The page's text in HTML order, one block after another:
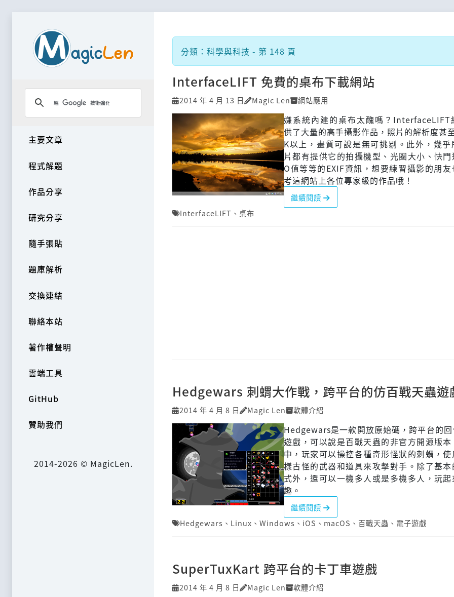
主要文章
程式解題
作品分享
研究分享
隨手張貼
題庫解析
交換連結
聯絡本站
著作權聲明
雲端工具
GitHub
贊助我們
2014-2026 © MagicLen.
分類：科學與科技 - 第 148 頁
InterfaceLIFT 免費的桌布下載網站
2014 年 4 月 13 日 Magic Len 網站應用
嫌系統內建的桌布太醜嗎？InterfaceLIFT
供了大量的高手攝影作品，照片的解析度甚
K以上，畫質可說是無可挑剔。此外，幾乎
片都有提供它的拍攝機型、光圈大小、快
O值等等的EXIF資訊，想要練習攝影的朋
考這網站上各位專家級的作品哦！
繼續閱讀
InterfaceLIFT 、 桌布
Hedgewars 刺蝟大作戰，跨平台的仿百戰天蟲遊
2014 年 4 月 8 日 Magic Len 軟體介紹
Hedgewars是一款開放原始碼，跨平台的回
遊戲，可以說是百戰天蟲的非官方開源版本
中，玩家可以操控各種奇形怪狀的刺蝟，
樣古怪的武器和道具來攻擊對手。除了基本
式外，還可以一機多人或是多機多人，玩起
趣。
繼續閱讀
Hedgewars 、 Linux 、 Windows 、 iOS 、 macOS 、 百戰天蟲 、 電子遊戲
SuperTuxKart 跨平台的卡丁車遊戲
2014 年 4 月 8 日 Magic Len 軟體介紹